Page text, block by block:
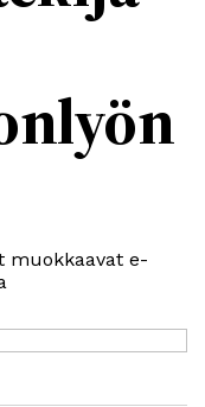
muokkaavat e-